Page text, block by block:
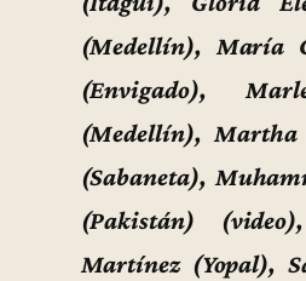
(Medellín), María
(Envigado),
(Medellín), Martha
(Sabaneta),
(Pakistán)
Martínez (Yopal),